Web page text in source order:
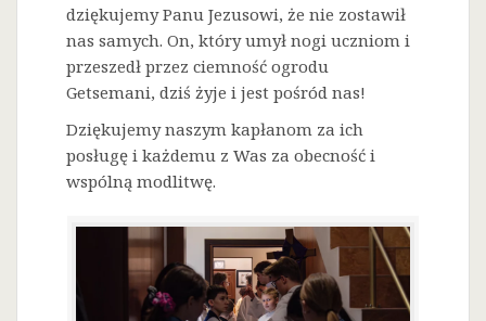
dziękujemy Panu Jezusowi, że nie zostawił
nas samych. On, który umył nogi uczniom i
przeszedł przez ciemność ogrodu
Getsemani, dziś żyje i jest pośród nas!
Dziękujemy naszym kapłanom za ich
posługę i każdemu z Was za obecność i
wspólną modlitwę.